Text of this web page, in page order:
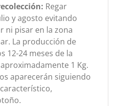
Regar
y agosto evitando
ni pisar en la zona
La producción de
12-24 meses de la
1 Kg.
aparecerán siguiendo